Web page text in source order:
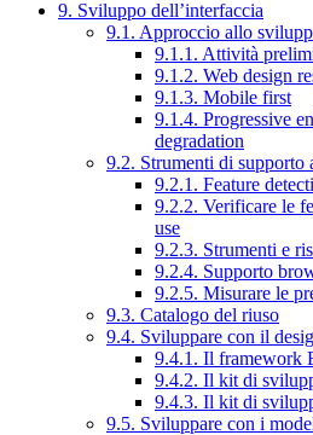
9. Sviluppo dell’interfaccia
9.1. Approccio allo
9.1.1. Attività
9.1.2. Web design
9.1.3. Mobile first
9.1.4. Progressive
degradation
9.2. Strumenti di
9.2.1. Feature
9.2.2. Verificare le
use
9.2.3. Strumenti e
9.2.4. Supporto
9.2.5. Misurare le
9.3. Catalogo del riuso
9.4. Sviluppare con il
9.4.1. Il framework
9.4.2. Il kit di
9.4.3. Il kit di
9.5. Sviluppare con i